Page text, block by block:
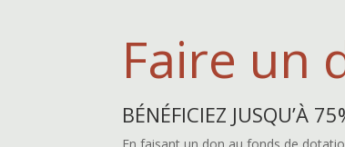
Faire un
BÉNÉFICIEZ JUSQU’À
En faisant un don au fonds de